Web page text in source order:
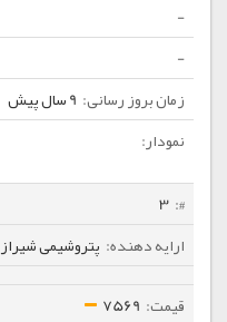
-
-
9 سال پیش
3
پتروشیمی شیراز
7569